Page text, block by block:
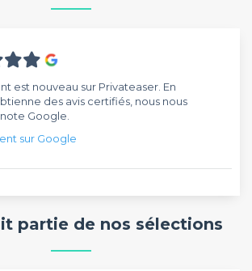
est nouveau sur Privateaser. En
des avis certifiés, nous nous
Google.
sur Google
partie de nos sélections